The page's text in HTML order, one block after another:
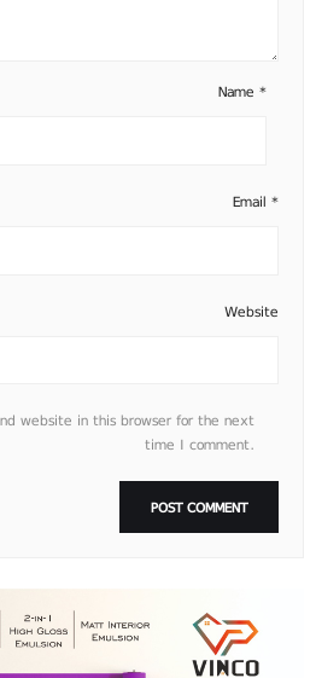
Name *
Email *
Website
website in this browser for the next
time I comment.